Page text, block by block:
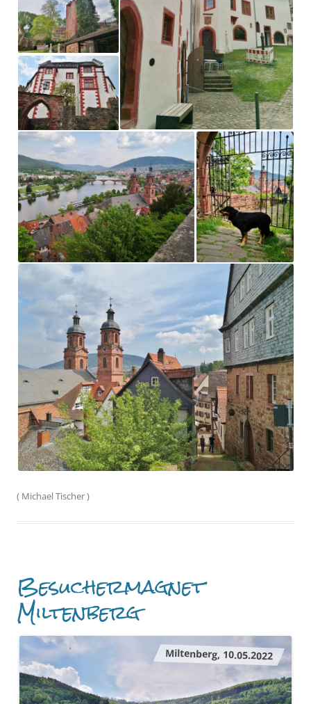
( Michael Tischer)
Besuchermagnet
Miltenberg
Miltenberg, 10.05.2022